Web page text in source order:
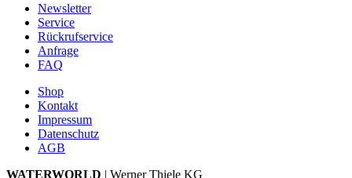
Newsletter
Service
Rückrufservice
Anfrage
FAQ
Shop
Kontakt
Impressum
Datenschutz
AGB
WATERWORLD | Werner Thiele KG